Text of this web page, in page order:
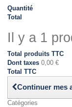
Quantité
Total
Il y a 1
Total produits TTC
Dont taxes 0,00 €
Total TTC
Continuer mes
Catégories